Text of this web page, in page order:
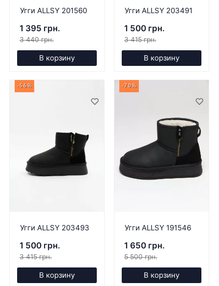
Угги ALLSY 201560
1 395 грн.
3 440 грн.
В корзину
Угги ALLSY 203491
1 500 грн.
3 415 грн.
В корзину
-56%
Угги ALLSY 203493
1 500 грн.
3 415 грн.
В корзину
-70%
Угги ALLSY 191546
1 650 грн.
5 500 грн.
В корзину